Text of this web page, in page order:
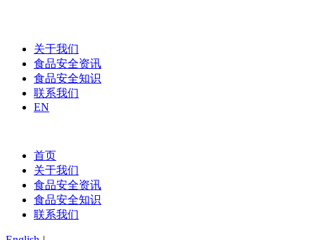
关于我们
食品安全资讯
食品安全知识
联系我们
EN
首页
关于我们
食品安全资讯
食品安全知识
联系我们